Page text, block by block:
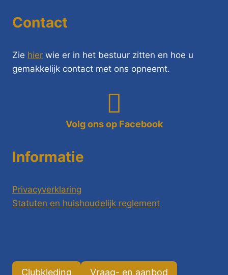
Contact
Zie hier wie er in het bestuur zitten en hoe u
gemakkelijk contact met ons opneemt.
Volg ons op Facebook
Informatie
Privacyverklaring
Statuten en huishoudelijk reglement
Clubkleding Vraag- en aanbod